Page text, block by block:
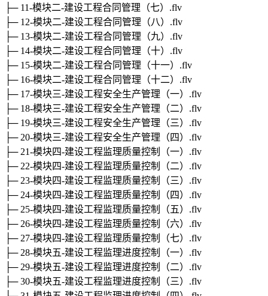
├─ 11-模块二-建设工程合同管理（七）.flv
├─ 12-模块二-建设工程合同管理（八）.flv
├─ 13-模块二-建设工程合同管理（九）.flv
├─ 14-模块二-建设工程合同管理（十）.flv
├─ 15-模块二-建设工程合同管理（十一）.flv
├─ 16-模块二-建设工程合同管理（十二）.flv
├─ 17-模块三-建设工程安全生产管理（一）.flv
├─ 18-模块三-建设工程安全生产管理（二）.flv
├─ 19-模块三-建设工程安全生产管理（三）.flv
├─ 20-模块三-建设工程安全生产管理（四）.flv
├─ 21-模块四-建设工程监理质量控制（一）.flv
├─ 22-模块四-建设工程监理质量控制（二）.flv
├─ 23-模块四-建设工程监理质量控制（三）.flv
├─ 24-模块四-建设工程监理质量控制（四）.flv
├─ 25-模块四-建设工程监理质量控制（五）.flv
├─ 26-模块四-建设工程监理质量控制（六）.flv
├─ 27-模块四-建设工程监理质量控制（七）.flv
├─ 28-模块五-建设工程监理进度控制（一）.flv
├─ 29-模块五-建设工程监理进度控制（二）.flv
├─ 30-模块五-建设工程监理进度控制（三）.flv